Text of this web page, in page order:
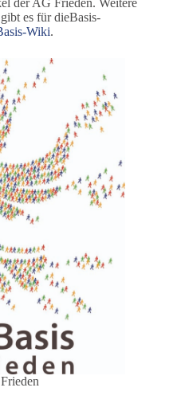
es für dieBasis-
Wiki.